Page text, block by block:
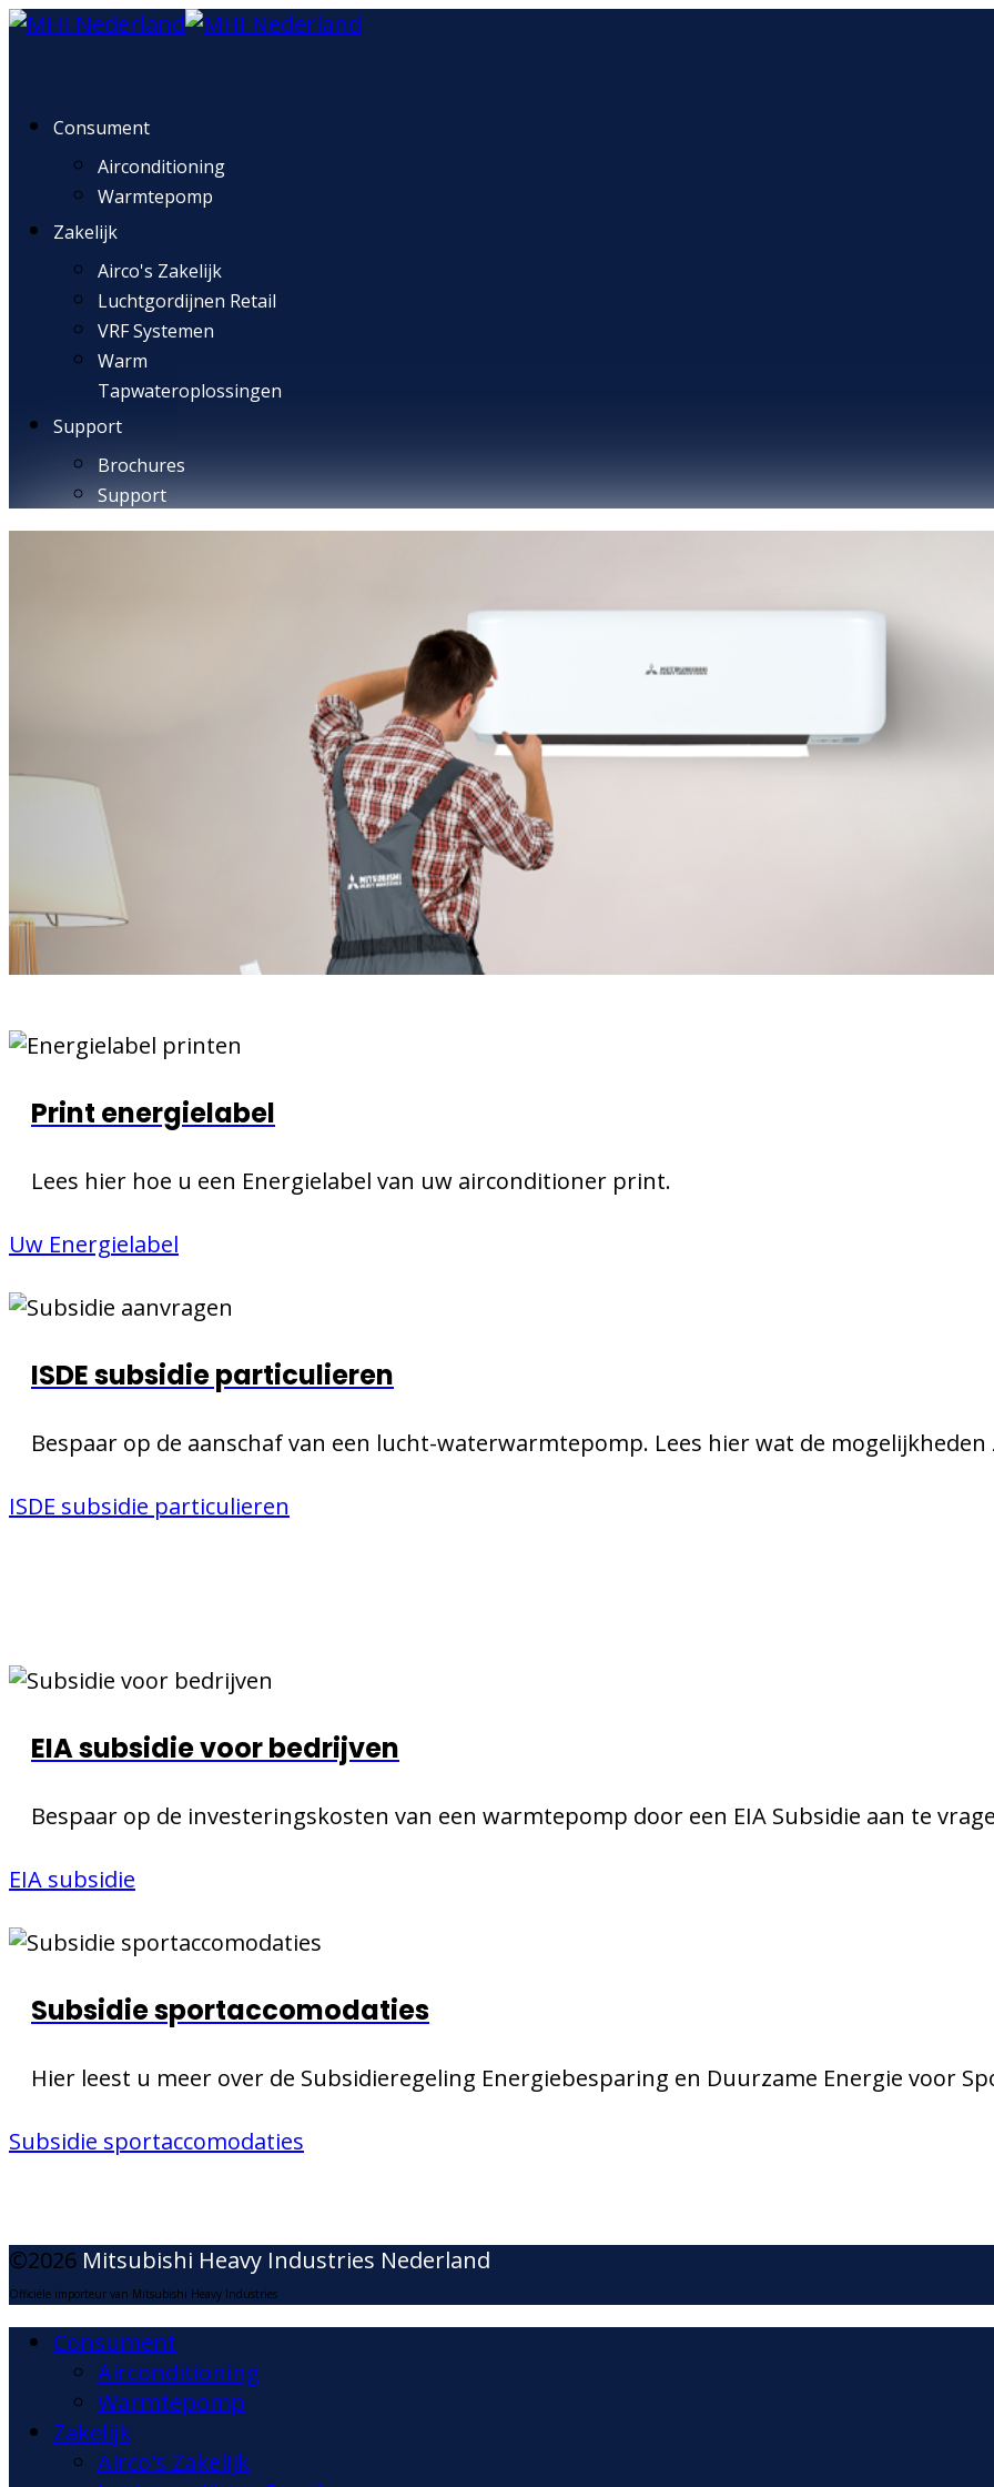
Consument
Airconditioning
Warmtepomp
Zakelijk
Airco's Zakelijk
Luchtgordijnen Retail
VRF Systemen
Warm
Tapwateroplossingen
Support
Brochures
Support
Print energielabel
Lees hier hoe u een Energielabel van uw airconditioner print.
Uw Energielabel
ISDE subsidie particulieren
Bespaar op de aanschaf van een lucht-waterwarmtepomp. Lees hier wat de mogelijkheden
ISDE subsidie particulieren
EIA subsidie voor bedrijven
Bespaar op de investeringskosten van een warmtepomp door een EIA Subsidie aan te
EIA subsidie
Subsidie sportaccomodaties
Hier leest u meer over de Subsidieregeling Energiebesparing en Duurzame Energie voor
Subsidie sportaccomodaties
©2026 Mitsubishi Heavy Industries Nederland
Officiële importeur van Mitsubishi Heavy Industries
Consument
Airconditioning
Warmtepomp
Zakelijk
Airco's Zakelijk